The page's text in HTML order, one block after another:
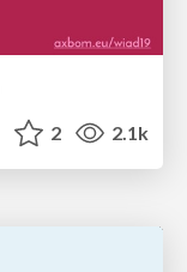
2 2.1k